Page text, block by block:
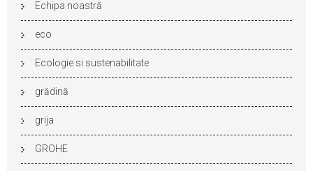
Echipa noastră
eco
Ecologie si sustenabilitate
grădină
grija
GROHE